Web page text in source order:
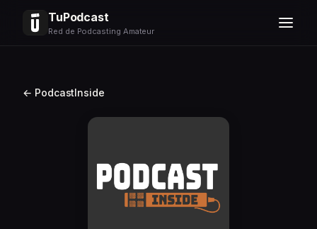
TuPodcast
Red de Podcasting Amateur
← PodcastInside